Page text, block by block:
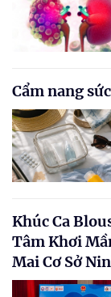
Cẩm nang
Khúc Ca
Tâm Khơi
Mai Cơ Sở